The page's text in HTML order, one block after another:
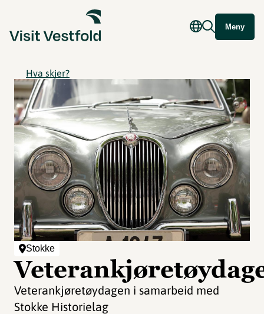
Meny
Hva skjer?
Stokke
Veterankjøretøydagen i samarbeid med
Stokke Historielag